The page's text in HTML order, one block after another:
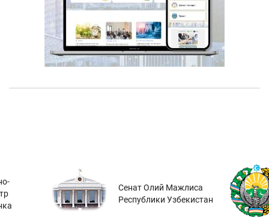
Сенат Олий Мажлиса
Республики Узбекистан